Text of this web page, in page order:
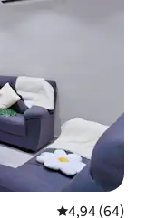
Средна
4,94 (64)